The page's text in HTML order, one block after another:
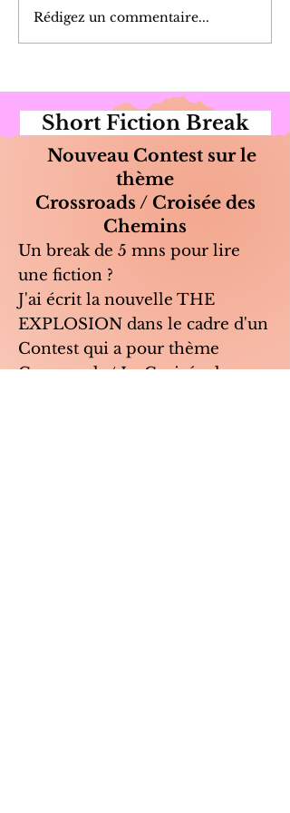
Rédigez un commentaire...
Short Fiction Break
Nouveau Contest sur le
thème
Crossroads / Croisée des
Chemins
Un break de 5 mns pour lire
une fiction ?
J'ai écrit la nouvelle THE
EXPLOSION dans le cadre d'un
Contest qui a pour thème
Crossroads / La Croisée des